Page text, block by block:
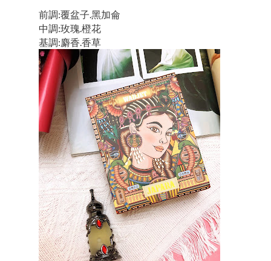
前調:覆盆子.黑加侖
中調:玫瑰.橙花
基調:麝香.香草